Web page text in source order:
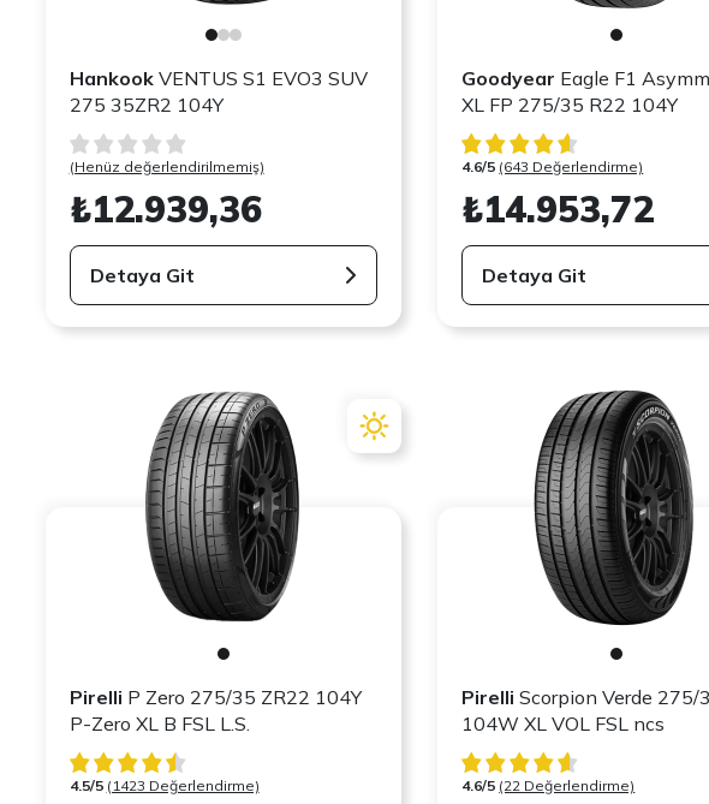
HankookVENTUS S1 EVO3 SUV
275 35ZR2 104Y
(Henüz değerlendirilmemiş)
₺12.939,36
Detaya Git
Goodyear Eagle F1
XL FP 275/35 R22 104Y
4.6/5 (643 Değerlendirme)
₺14.953,72
Detaya Git
Pirelli P Zero 275/35 ZR22 104Y
P-Zero XL B FSL L.S.
4.5/5 (1423 Değerlendirme)
Pirelli Scorpion Verde 275/
104W XL VOL FSL ncs
4.6/5 (22 Değerlendirme)